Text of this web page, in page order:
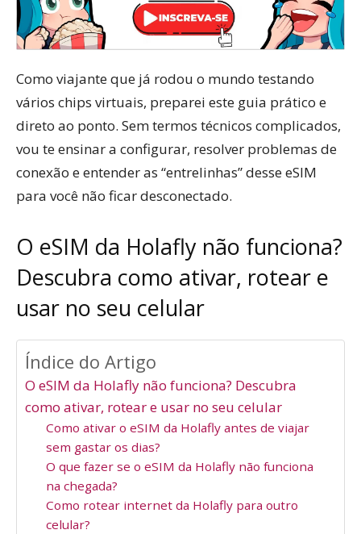
Como viajante que já rodou o mundo testando
vários chips virtuais, preparei este guia prático e
direto ao ponto. Sem termos técnicos complicados,
vou te ensinar a configurar, resolver problemas de
conexão e entender as “entrelinhas” desse eSIM
para você não ficar desconectado.
O eSIM da Holafly não funciona?
Descubra como ativar, rotear e
usar no seu celular
Índice do Artigo
O eSIM da Holafly não funciona? Descubra
como ativar, rotear e usar no seu celular
Como ativar o eSIM da Holafly antes de viajar
sem gastar os dias?
O que fazer se o eSIM da Holafly não funciona
na chegada?
Como rotear internet da Holafly para outro
celular?